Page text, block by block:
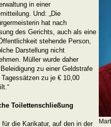
in einer
Und: „Die
hat nach
des Gerichts, auch als eine
stehende Person,
Darstellung nicht
Müller wurde daher
zu einer Geldstrafe
zu je € 10,00
Toilettenschließung
die Karikatur, auf den in der